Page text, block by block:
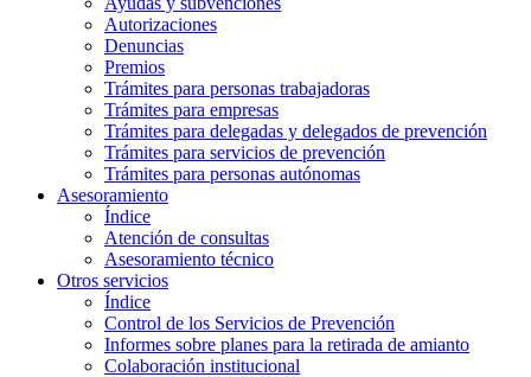
Autorizaciones
Denuncias
Premios
Trámites para personas trabajadoras
Trámites para empresas
Trámites para delegadas y delegados de prevención
Trámites para servicios de prevención
Trámites para personas autónomas
Asesoramiento
Índice
Atención de consultas
Asesoramiento técnico
Otros servicios
Índice
Control de los Servicios de Prevención
Informes sobre planes para la retirada de amianto
Colaboración institucional